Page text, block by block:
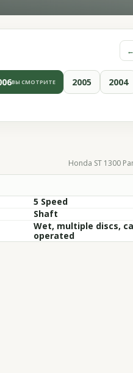
ВЫ СМОТРИТЕ 2005 2004
Honda ST 1300
5 Speed
Shaft
Wet, multiple discs,
operated